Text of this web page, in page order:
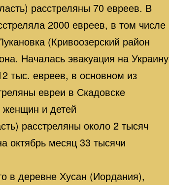
расстреляны 70 евреев. В
2000 евреев, в том числе
(Кривоозерский район
Началась эвакуация на Украину
тыс. евреев, в основном из
евреи в Скадовске
и детей
расстреляны около 2 тысяч
октябрь месяц 33 тысячи
в деревне Хусан (Иордания),